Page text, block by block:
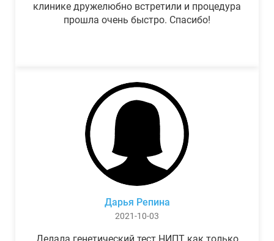
клинике дружелюбно встретили и процедура
прошла очень быстро. Спасибо!
Дарья Репина
2021-10-03